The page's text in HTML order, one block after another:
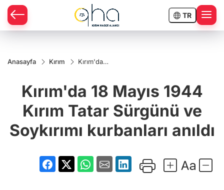
TR
Anasayfa Kırım
Kırım'da
Kırım
Tatar
ve
Soykırımı
kurbanları
anıldı
Kırım'da 18 Mayıs 1944
Kırım Tatar Sürgünü ve
Soykırımı kurbanları anıldı